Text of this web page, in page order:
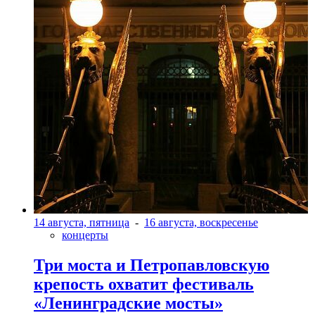
14 августа, пятница - 16 августа, воскресенье
концерты
Три моста и Петропавловскую
крепость охватит фестиваль
«Ленинградские мосты»